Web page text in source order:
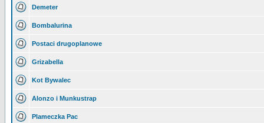
Demeter
Bombalurina
Postaci drugoplanowe
Grizabella
Kot Bywalec
Alonzo i Munkustrap
Plameczka Pac